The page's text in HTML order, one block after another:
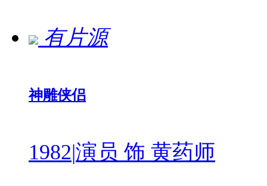
有片源
神雕侠侣
1982|演员 饰 黄药师